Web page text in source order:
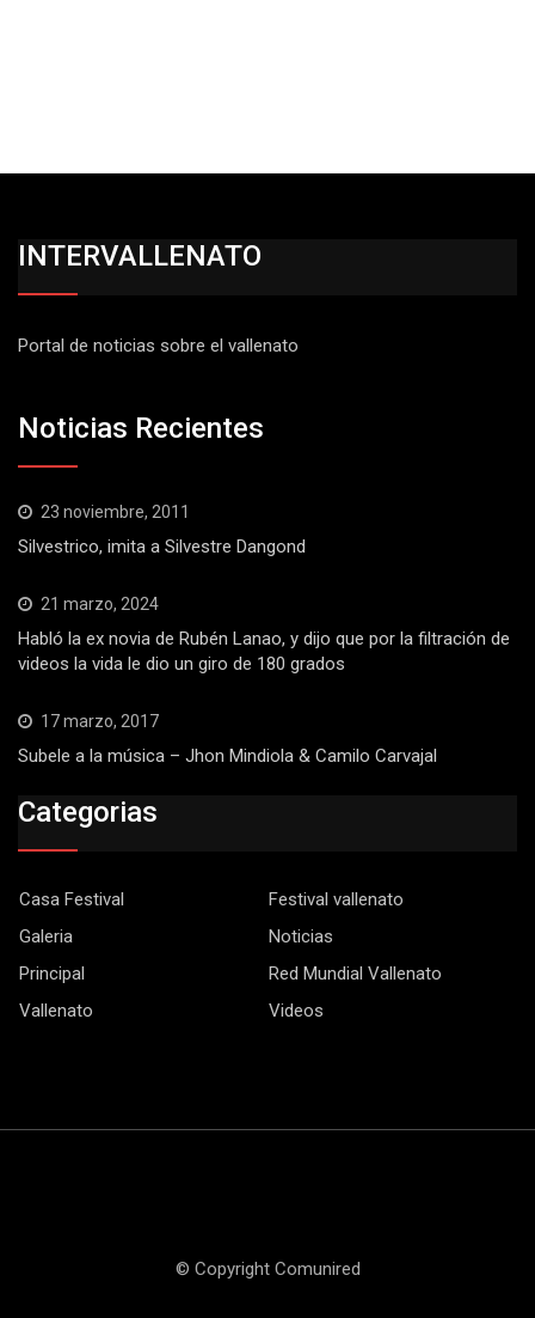
INTERVALLENATO
Portal de noticias sobre el vallenato
Noticias Recientes
23 noviembre, 2011
Silvestrico, imita a Silvestre Dangond
21 marzo, 2024
Habló la ex novia de Rubén Lanao, y dijo que por la filtración de
videos la vida le dio un giro de 180 grados
17 marzo, 2017
Subele a la música – Jhon Mindiola & Camilo Carvajal
Categorias
Casa Festival
Festival vallenato
Galeria
Noticias
Principal
Red Mundial Vallenato
Vallenato
Videos
© Copyright Comunired